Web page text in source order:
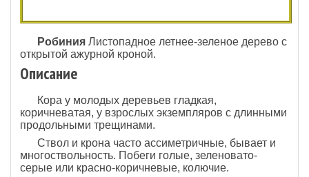
РобинияЛистопадное летнее-зеленое дерево с
открытой ажурной кроной.
Описание
Кора у молодых деревьев гладкая,
коричневатая, у взрослых экземпляров с длинными
продольными трещинами.
Ствол и крона часто ассиметричные, бывает и
многоствольность. Побеги голые, зеленовато-
серые или красно-коричневые, колючие.